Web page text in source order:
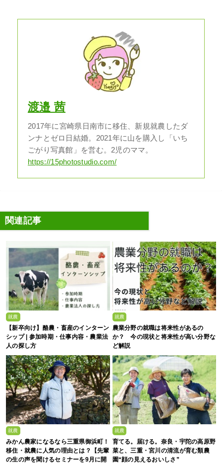
渡邉 茜
2017年に宮崎県日南市に移住、新規就農したダ
ンナとゼロ日結婚。2021年に山を購入し「いち
ごがり写真館」を営む。2児のママ。
https://15photostudio.com/
関連記事
就農
【新卒向け】酪農・畜産のインターン
シップ | 参加時期・仕事内容・農業法
人の探し方
就農
農業分野の就職は将来性があるの
か？ 今の現状と将来性が高い分野な
ど解説
就農
みかん農家になるなら三重県御浜町！
移住・就農に人気の理由とは？【先輩
の生の声を聞けるセミナーを9月に開
就農
育てる。届ける。奈良・宇陀の高原野
菜と、三重・宮川の清流が育む類農
園“顔の見えるおいしさ”